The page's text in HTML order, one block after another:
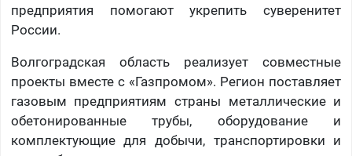
предприятия помогают укрепить суверенитет
России.
Волгоградская область реализует совместные
проекты вместе с «Газпромом». Регион поставляет
газовым предприятиям страны металлические и
обетонированные трубы, оборудование и
комплектующие для добычи, транспортировки и